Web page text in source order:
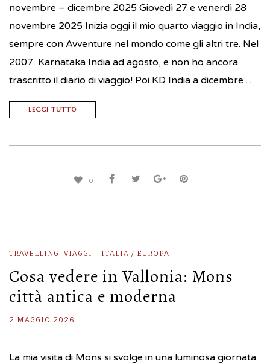
novembre – dicembre 2025 Giovedì 27 e venerdì 28
novembre 2025 Inizia oggi il mio quarto viaggio in India,
sempre con Avventure nel mondo come gli altri tre. Nel
2007 Karnataka India ad agosto, e non ho ancora
trascritto il diario di viaggio! Poi KD India a dicembre …
LEGGI TUTTO
0
TRAVELLING , VIAGGI - ITALIA / EUROPA
Cosa vedere in Vallonia: Mons
città antica e moderna
2 MAGGIO 2026
La mia visita di Mons si svolge in una luminosa giornata